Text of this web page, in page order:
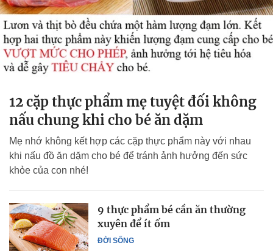
12 cặp thực phẩm mẹ tuyệt đối không
nấu chung khi cho bé ăn dặm
Mẹ nhớ không kết hợp các cặp thực phẩm này với nhau
khi nấu đồ ăn dặm cho bé để tránh ảnh hưởng đến sức
khỏe của con nhé!
ĐỜI SỐNG
9 thực phẩm bé cần ăn thường
xuyên để ít ốm